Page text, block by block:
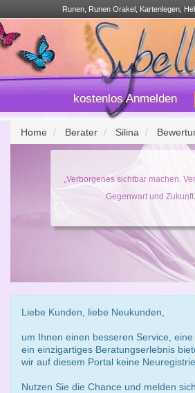
Runen, Runen Orakel, Kartenlegen,
kostenlos Anmelden
Home Berater Silina
„Verborgenes sichtbar machen.
Gegenwart und
Liebe Kunden, liebe Neukunden,
um Ihnen einen besseren Service,
ein einzigartiges Beratungserlebnis
wir auf diesem Portal keine
Nutzen Sie die Chance und melden